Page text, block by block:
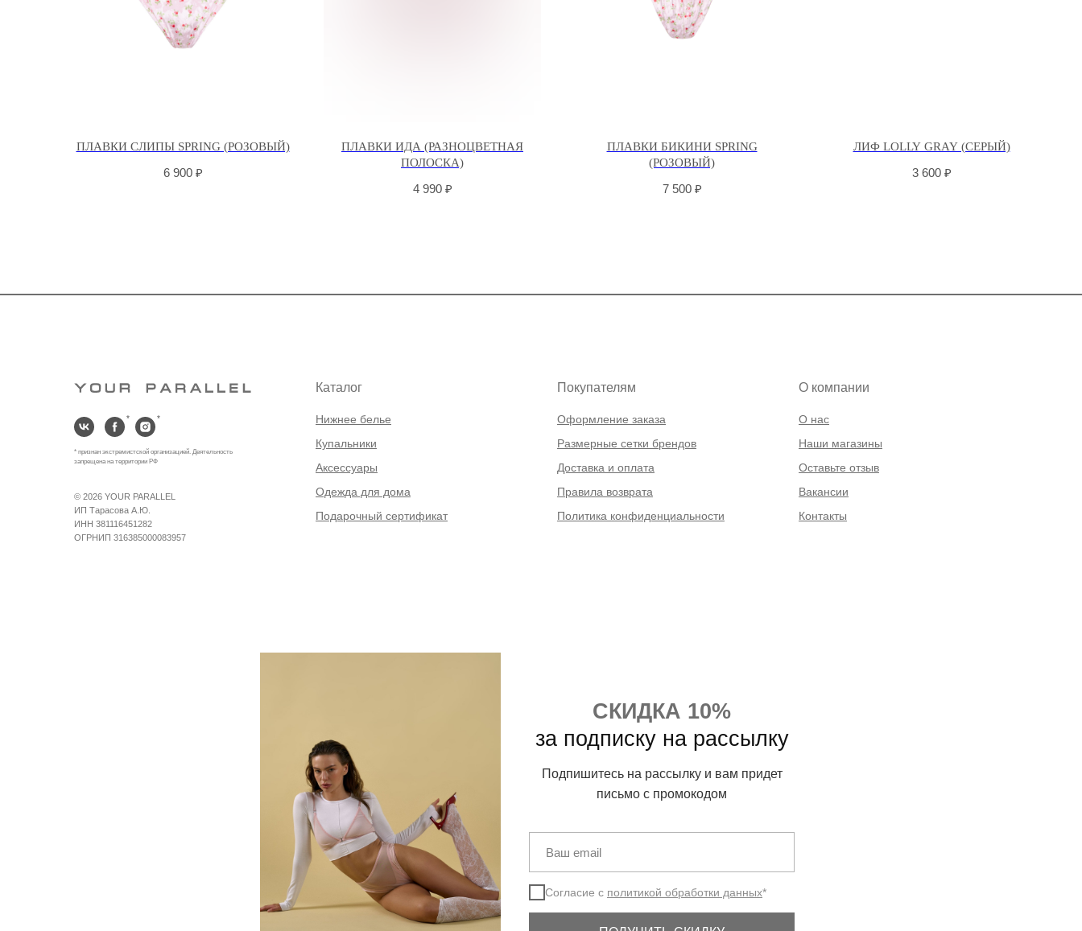
ПЛАВКИ СЛИПЫ SPRING (РОЗОВЫЙ)
6 900 ₽
ПЛАВКИ ИДА (РАЗНОЦВЕТНАЯ
ПОЛОСКА)
4 990 ₽
ПЛАВКИ БИКИНИ SPRING
(РОЗОВЫЙ)
7 500 ₽
ЛИФ LOLLY GRAY (СЕРЫЙ)
3 600 ₽
Каталог
Нижнее белье
Купальники
Аксессуары
Одежда для дома
Подарочный сертификат
Оформление заказа
Размерные сетки брендов
Доставка и оплата
Правила возврата
Политика конфиденциальности
О нас
Наши магазины
Оставьте отзыв
Вакансии
Контакты
Покупателям О компании
© 2026 YOUR PARALLEL
ИП Тарасова А.Ю.
ИНН 381116451282
ОГРНИП 316385000083957
* признан экстремистской организацией. Деятельность
запрещена на территории РФ
* *
СКИДКА 10%
за подписку на рассылку
Подпишитесь на рассылку и вам придет
письмо с промокодом
Согласие с политикой обработки данных*